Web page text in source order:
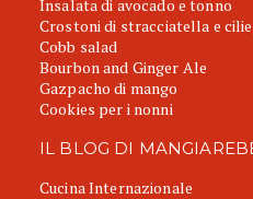
Insalata di avocado e tonno
Crostoni di stracciatella e
Cobb salad
Bourbon and Ginger Ale
Gazpacho di mango
Cookies per i nonni
IL BLOG DI
Cucina Internazionale